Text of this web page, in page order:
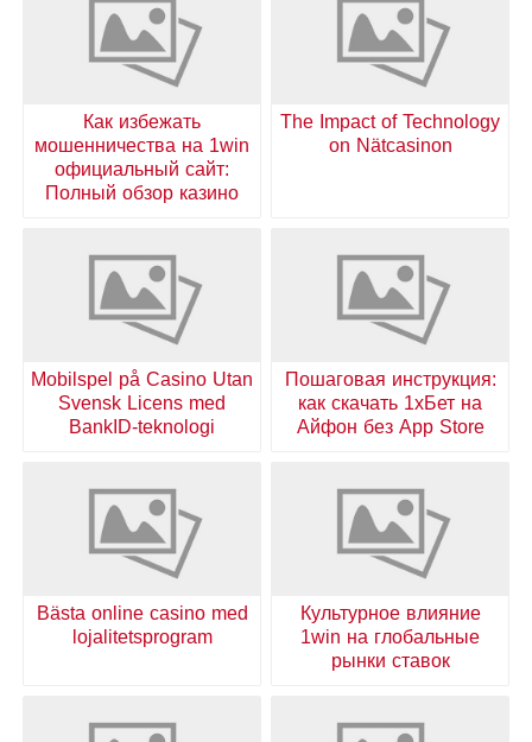
The Impact of Technology
on Nätcasinon
Как избежать
мошенничества на 1win
официальный сайт:
Полный обзор казино
Пошаговая инструкция:
как скачать 1хБет на
Айфон без App Store
Mobilspel på Casino Utan
Svensk Licens med
BankID-teknologi
Культурное влияние
1win на глобальные
рынки ставок
Bästa online casino med
lojalitetsprogram